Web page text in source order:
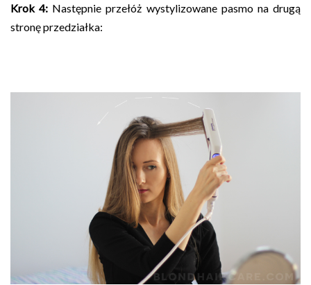
Krok 4: Następnie przełóż wystylizowane pasmo na drugą
stronę przedziałka: